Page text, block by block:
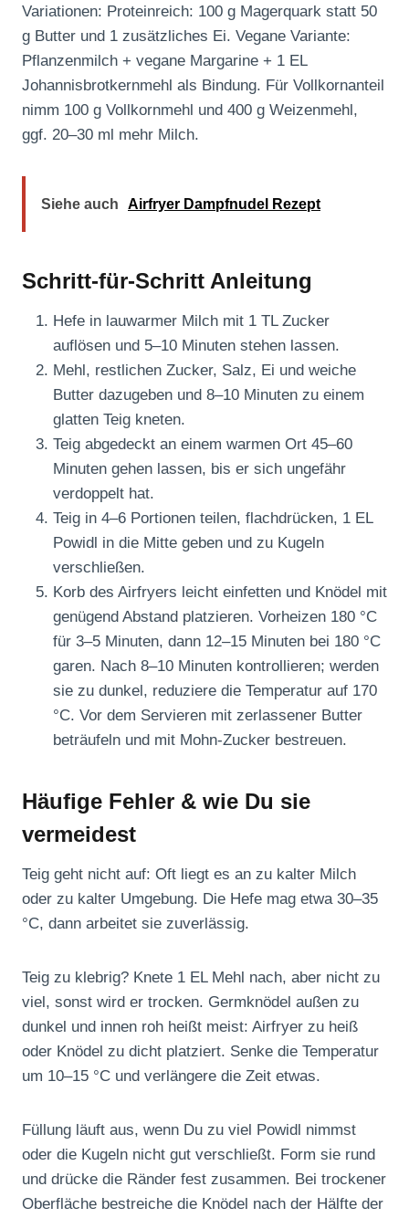
Variationen: Proteinreich: 100 g Magerquark statt 50
g Butter und 1 zusätzliches Ei. Vegane Variante:
Pflanzenmilch + vegane Margarine + 1 EL
Johannisbrotkernmehl als Bindung. Für Vollkornanteil
nimm 100 g Vollkornmehl und 400 g Weizenmehl,
ggf. 20–30 ml mehr Milch.
Siehe auch Airfryer Dampfnudel Rezept
Schritt-für-Schritt Anleitung
Hefe in lauwarmer Milch mit 1 TL Zucker
auflösen und 5–10 Minuten stehen lassen.
Mehl, restlichen Zucker, Salz, Ei und weiche
Butter dazugeben und 8–10 Minuten zu einem
glatten Teig kneten.
Teig abgedeckt an einem warmen Ort 45–60
Minuten gehen lassen, bis er sich ungefähr
verdoppelt hat.
Teig in 4–6 Portionen teilen, flachdrücken, 1 EL
Powidl in die Mitte geben und zu Kugeln
verschließen.
Korb des Airfryers leicht einfetten und Knödel mit
genügend Abstand platzieren. Vorheizen 180 °C
für 3–5 Minuten, dann 12–15 Minuten bei 180 °C
garen. Nach 8–10 Minuten kontrollieren; werden
sie zu dunkel, reduziere die Temperatur auf 170
°C. Vor dem Servieren mit zerlassener Butter
beträufeln und mit Mohn-Zucker bestreuen.
Häufige Fehler & wie Du sie
vermeidest
Teig geht nicht auf: Oft liegt es an zu kalter Milch
oder zu kalter Umgebung. Die Hefe mag etwa 30–35
°C, dann arbeitet sie zuverlässig.
Teig zu klebrig? Knete 1 EL Mehl nach, aber nicht zu
viel, sonst wird er trocken. Germknödel außen zu
dunkel und innen roh heißt meist: Airfryer zu heiß
oder Knödel zu dicht platziert. Senke die Temperatur
um 10–15 °C und verlängere die Zeit etwas.
Füllung läuft aus, wenn Du zu viel Powidl nimmst
oder die Kugeln nicht gut verschließt. Form sie rund
und drücke die Ränder fest zusammen. Bei trockener
Oberfläche bestreiche die Knödel nach der Hälfte der